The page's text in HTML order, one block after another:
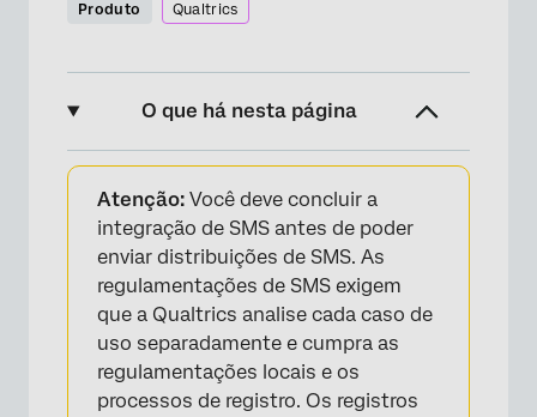
Produto Qualtrics
O que há nesta página
Sobre a SMS Distributions
Etapas necessárias antes de enviar
distribuições por SMS
Diretrizes de conformidade com o SMS Opt-
Requisitos legais
Importação de números de telefone
Atenção: Você deve concluir a
integração de SMS antes de poder
enviar distribuições de SMS. As
regulamentações de SMS exigem
que a Qualtrics analise cada caso de
uso separadamente e cumpra as
regulamentações locais e os
processos de registro. Os registros